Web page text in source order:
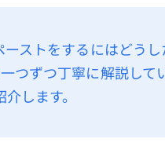
ストをするにはどう
つずつ丁寧に解説し
します。